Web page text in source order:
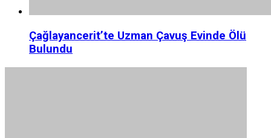
Çağlayancerit’te Uzman Çavuş Evinde Ölü
Bulundu